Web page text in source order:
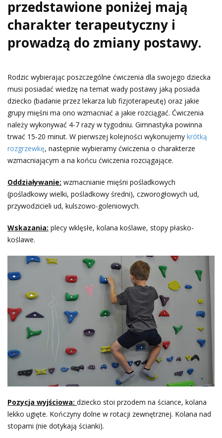
przedstawione poniżej mają
charakter terapeutyczny i
prowadzą do zmiany postawy.
Rodzic wybierając poszczególne ćwiczenia dla swojego dziecka
musi posiadać wiedzę na temat wady postawy jaką posiada
dziecko (badanie przez lekarza lub fizjoterapeutę) oraz jakie
grupy mięśni ma ono wzmacniać a jakie rozciągać. Ćwiczenia
należy wykonywać 4-7 razy w tygodniu. Gimnastyka powinna
trwać 15-20 minut. W pierwszej kolejności wykonujemy krótką
rozgrzewkę, następnie wybieramy ćwiczenia o charakterze
wzmacniającym a na końcu ćwiczenia rozciągające.
Oddziaływanie: wzmacnianie mięśni pośladkowych
(pośladkowy wielki, pośladkowy średni), czworogłowych ud,
przywodzicieli ud, kulszowo-goleniowych.
Wskazania: plecy wklęsłe, kolana koślawe, stopy płasko-
koślawe.
Pozycja wyjściowa: dziecko stoi przodem na ściance, kolana
lekko ugięte. Kończyny dolne w rotacji zewnętrznej. Kolana nad
stopami (nie dotykają ścianki).